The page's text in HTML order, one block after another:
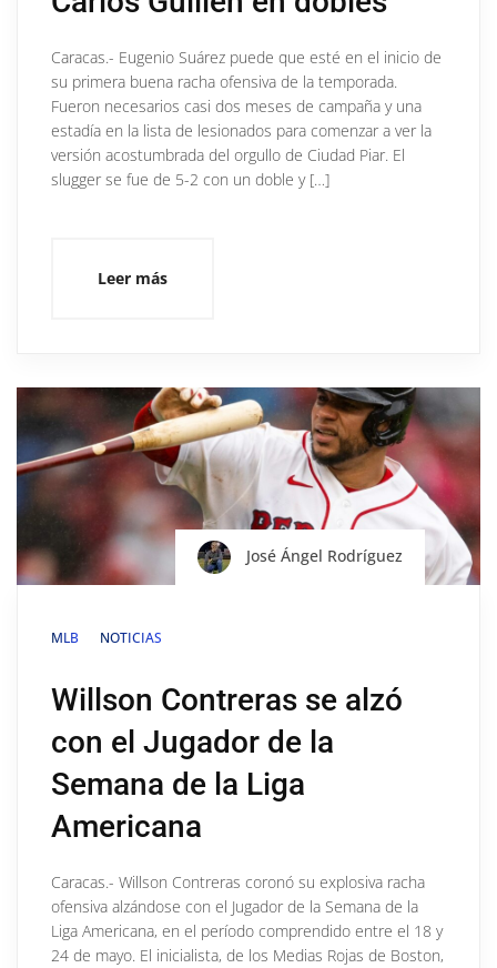
Caracas.- Eugenio Suárez puede que esté en el inicio de
su primera buena racha ofensiva de la temporada.
Fueron necesarios casi dos meses de campaña y una
estadía en la lista de lesionados para comenzar a ver la
versión acostumbrada del orgullo de Ciudad Piar. El
slugger se fue de 5-2 con un doble y […]
Leer más
José Ángel Rodríguez
MLB NOTICIAS
Willson Contreras se alzó
con el Jugador de la
Semana de la Liga
Americana
Caracas.- Willson Contreras coronó su explosiva racha
ofensiva alzándose con el Jugador de la Semana de la
Liga Americana, en el período comprendido entre el 18 y
24 de mayo. El inicialista, de los Medias Rojas de Boston,